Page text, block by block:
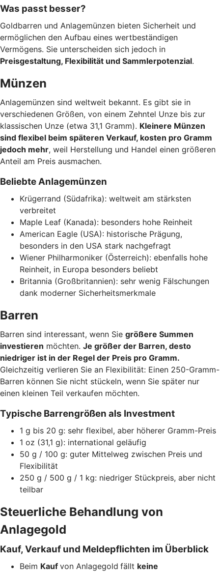
Was passt besser?
Goldbarren und Anlagemünzen bieten Sicherheit und
ermöglichen den Aufbau eines wertbeständigen
Vermögens. Sie unterscheiden sich jedoch in
Preisgestaltung, Flexibilität und Sammlerpotenzial.
Münzen
Anlagemünzen sind weltweit bekannt. Es gibt sie in
verschiedenen Größen, von einem Zehntel Unze bis zur
klassischen Unze (etwa 31,1 Gramm). Kleinere Münzen
sind flexibel beim späteren Verkauf, kosten pro Gramm
jedoch mehr, weil Herstellung und Handel einen größeren
Anteil am Preis ausmachen.
Beliebte Anlagemünzen
Krügerrand (Südafrika): weltweit am stärksten
verbreitet
Maple Leaf (Kanada): besonders hohe Reinheit
American Eagle (USA): historische Prägung,
besonders in den USA stark nachgefragt
Wiener Philharmoniker (Österreich): ebenfalls hohe
Reinheit, in Europa besonders beliebt
Britannia (Großbritannien): sehr wenig Fälschungen
dank moderner Sicherheitsmerkmale
Barren
Barren sind interessant, wenn Sie größere Summen
investieren möchten. Je größer der Barren, desto
niedriger ist in der Regel der Preis pro Gramm.
Gleichzeitig verlieren Sie an Flexibilität: Einen 250-Gramm-
Barren können Sie nicht stückeln, wenn Sie später nur
einen kleinen Teil verkaufen möchten.
Typische Barrengrößen als Investment
1 g bis 20 g: sehr flexibel, aber höherer Gramm-Preis
1 oz (31,1 g): international geläufig
50 g / 100 g: guter Mittelweg zwischen Preis und
Flexibilität
250 g / 500 g / 1 kg: niedriger Stückpreis, aber nicht
teilbar
Steuerliche Behandlung von
Anlagegold
Kauf, Verkauf und Meldepflichten im Überblick
Beim Kauf von Anlagegold fällt keine